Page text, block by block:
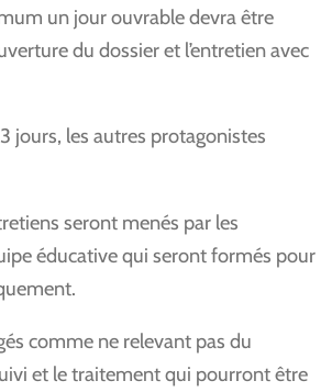
un jour ouvrable devra être
du dossier et l’entretien avec
jours, les autres protagonistes
seront menés par les
éducative qui seront formés pour
comme ne relevant pas du
et le traitement qui pourront être